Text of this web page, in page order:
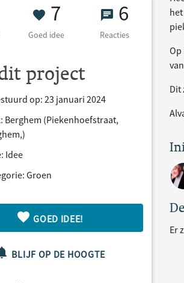
8
7 Goed idee
7
Goed idee
6 6
Reacties
project
op: 23 januari 2024
Berghem (Piekenhoefstraat,
Idee
Groen
GOED IDEE!
BLIJF OP DE HOOGTE
Op
Dit
Er